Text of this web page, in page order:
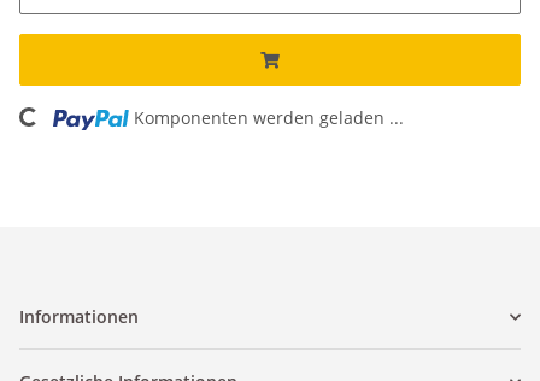
Loading... Komponenten werden geladen ...
Informationen